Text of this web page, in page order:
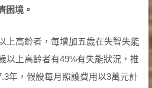
困境。
上高齡者，每增加五歲在失智失能
以上高齡者有49%有失能狀況，推
年，假設每月照護費用以3萬元計